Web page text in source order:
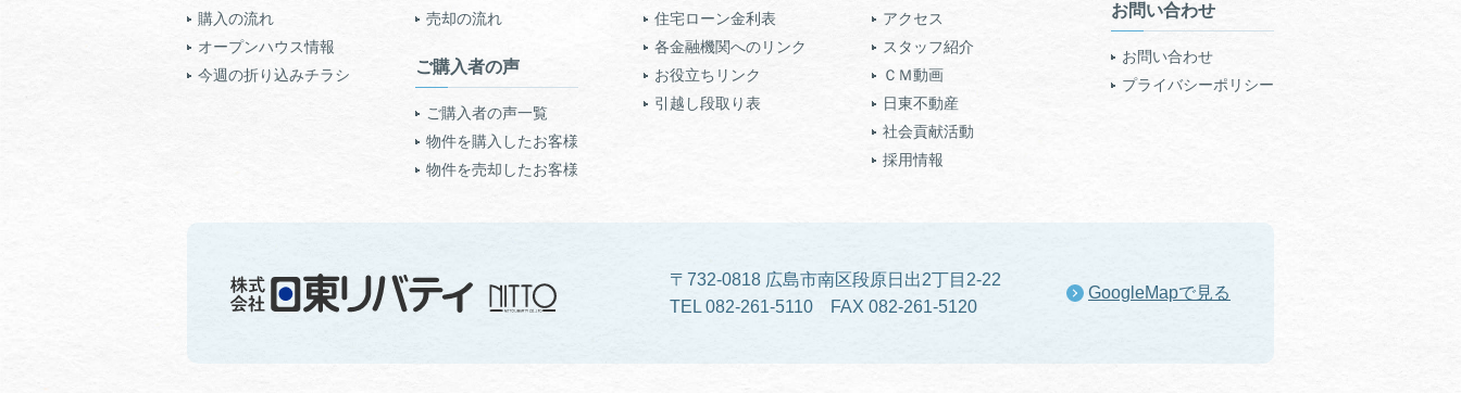
購入の流れ
オープンハウス情報
今週の折り込みチラシ
売却の流れ
ご購入者の声
ご購入者の声一覧
物件を購入したお客様
物件を売却したお客様
住宅ローン金利表
各金融機関へのリンク
お役立ちリンク
引越し段取り表
アクセス
スタッフ紹介
ＣＭ動画
日東不動産
社会貢献活動
採用情報
お問い合わせ
お問い合わせ
プライバシーポリシー
〒732-0818 広島市南区段原日出2丁目2-22
TEL 082-261-5110 FAX 082-261-5120
GoogleMapで見る